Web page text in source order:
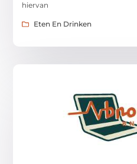
hiervan
Eten En Drinken